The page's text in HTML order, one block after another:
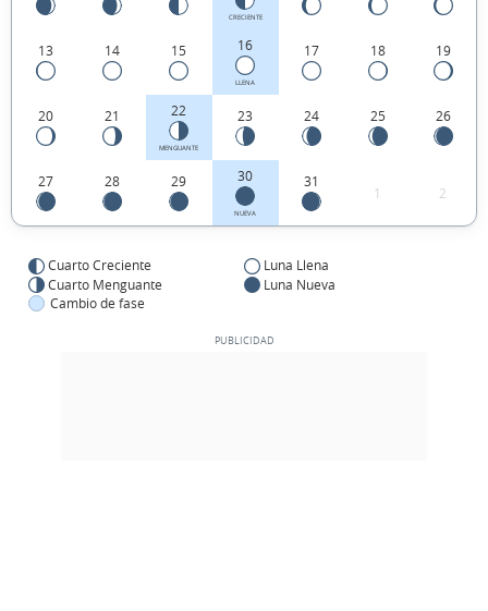
CRECIENTE
13 14 15 16
LLENA
17 18 19
20 21 22
MENGUANTE
23 24 25 26
27 28 29 30
NUEVA
31
1 2
Cuarto Creciente
Luna Llena
Cuarto Menguante
Luna Nueva
Cambio de fase